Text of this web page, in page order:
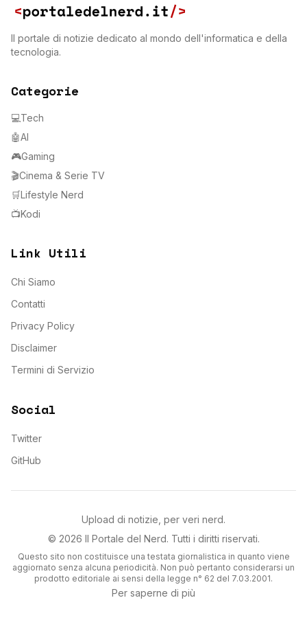
Il portale di notizie dedicato al mondo dell'informatica e della
tecnologia.
Categorie
💻Tech
🤖AI
🎮Gaming
🎬Cinema & Serie TV
🛒Lifestyle Nerd
📺Kodi
Link Utili
Chi Siamo
Contatti
Privacy Policy
Disclaimer
Termini di Servizio
Social
Twitter
GitHub
Upload di notizie, per veri nerd.
© 2026 Il Portale del Nerd. Tutti i diritti riservati.
Questo sito non costituisce una testata giornalistica in quanto viene
aggiornato senza alcuna periodicità. Non può pertanto considerarsi un
prodotto editoriale ai sensi della legge n° 62 del 7.03.2001.
Per saperne di più